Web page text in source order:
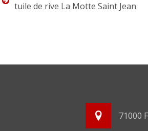
tuile de rive La Motte Saint Jean
71000